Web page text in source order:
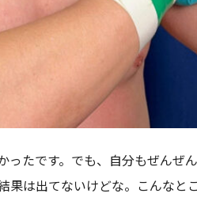
たです。でも、自分もぜんぜ
は出てないけどな。こんなと